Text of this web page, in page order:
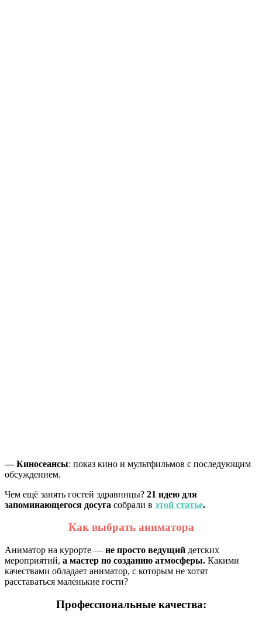
— Киносеансы: показ кино и мультфильмов с последующим
обсуждением.
Чем ещё занять гостей здравницы? 21 идею для
запоминающегося досуга собрали в этой статье.
Как выбрать аниматора
Аниматор на курорте — не просто ведущий детских
мероприятий, а мастер по созданию атмосферы. Какими
качествами обладает аниматор, с которым не хотят
расставаться маленькие гости?
Профессиональные качества: